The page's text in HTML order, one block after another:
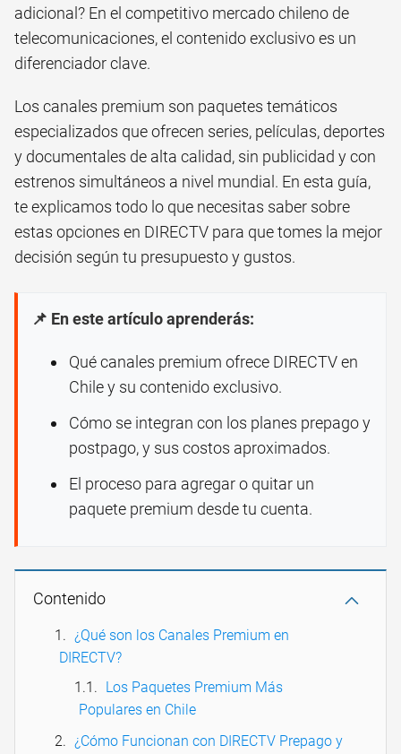
adicional? En el competitivo mercado chileno de
telecomunicaciones, el contenido exclusivo es un
diferenciador clave.
Los canales premium son paquetes temáticos
especializados que ofrecen series, películas, deportes
y documentales de alta calidad, sin publicidad y con
estrenos simultáneos a nivel mundial. En esta guía,
te explicamos todo lo que necesitas saber sobre
estas opciones en DIRECTV para que tomes la mejor
decisión según tu presupuesto y gustos.
📌 En este artículo aprenderás:
Qué canales premium ofrece DIRECTV en
Chile y su contenido exclusivo.
Cómo se integran con los planes prepago y
postpago, y sus costos aproximados.
El proceso para agregar o quitar un
paquete premium desde tu cuenta.
Contenido
¿Qué son los Canales Premium en
DIRECTV?
Los Paquetes Premium Más
Populares en Chile
¿Cómo Funcionan con DIRECTV Prepago y